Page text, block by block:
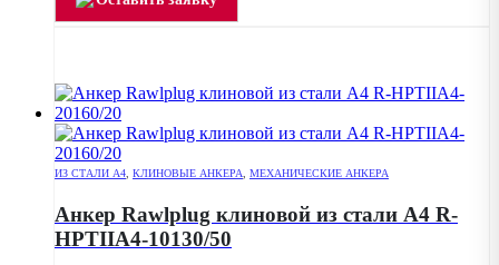
ИЗ СТАЛИ А4 КЛИНОВЫЕ АНКЕРА МЕХАНИЧЕСКИЕ АНКЕРА
Анкер Rawlplug клиновой из стали А4 R-
HPTIIA4-10130/50